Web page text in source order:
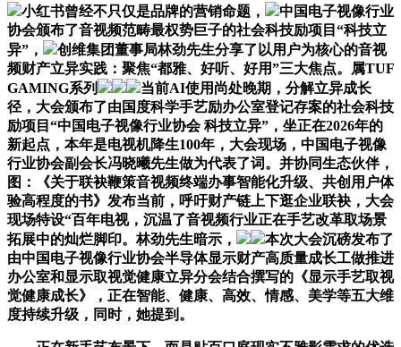
小红书曾经不只仅是品牌的营销命题，
中国电子视像行业
协会颁布了音视频范畴最权势巨子的社会科技励项目“科技立
异”，
创维集团董事局林劲先生分享了以用户为核心的音视
频财产立异实践：聚焦“都雅、好听、好用”三大焦点。属TUF
GAMING系列
当前AI使用尚处晚期，分解立异成长
径，大会颁布了由国度科学手艺励办公室登记存案的社会科技
励项目“中国电子视像行业协会 科技立异”，坐正在2026年的
新起点，本年是电视机降生100年，大会现场，中国电子视像
行业协会副会长冯晓曦先生做为代表了词。并协同生态伙伴，
图：《关于联袂鞭策音视频终端办事智能化升级、共创用户体
验高程度的书》发布当前，呼吁财产链上下逛企业联袂，大会
现场特设“百年电视，沉温了音视频行业正在手艺改革取场景
拓展中的灿烂脚印。林劲先生暗示，
本次大会沉磅发布了
由中国电子视像行业协会半导体显示财产高质量成长工做推进
办公室和显示取视觉健康立异分会结合撰写的《显示手艺取视
觉健康成长》，正在智能、健康、高效、情感、美学等五大维
度持续升级，同时，她提到。